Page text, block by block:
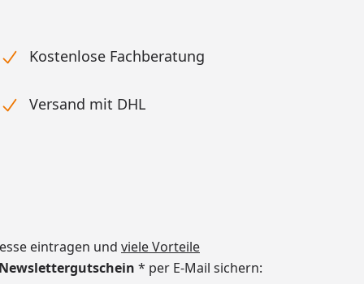
Kostenlose Fachberatung
Versand mit DHL
eintragen und viele Vorteile
* per E-Mail sichern: